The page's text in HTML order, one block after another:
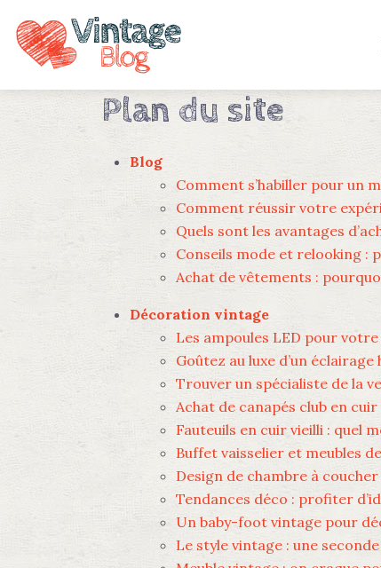
Plan du site
Blog
Comment s’habiller pour un
Comment réussir votre
Quels sont les avantages
Conseils mode et relooking :
Achat de vêtements :
Décoration vintage
Les ampoules LED pour
Goûtez au luxe d’un
Trouver un spécialiste de la
Achat de canapés club en
Fauteuils en cuir vieilli : quel
Buffet vaisselier et meubles
Design de chambre à
Tendances déco : profiter
Un baby-foot vintage pour
Le style vintage : une